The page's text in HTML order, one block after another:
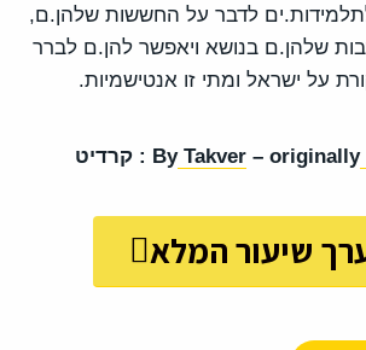
לדבר על החששות שלהן.ם,
שלהן.ם בנושא ויאפשר להן.ם לברר
על ישראל ומתי זו אנטישמיות.
By Takver – originally : קרדיט
שיעור המלא